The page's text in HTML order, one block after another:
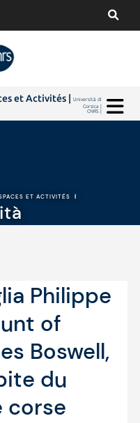
et Activités |Università di
Corsica |
CNRS |
ET ACTIVITÉS |
Philippe
of
Boswell,
du
corse